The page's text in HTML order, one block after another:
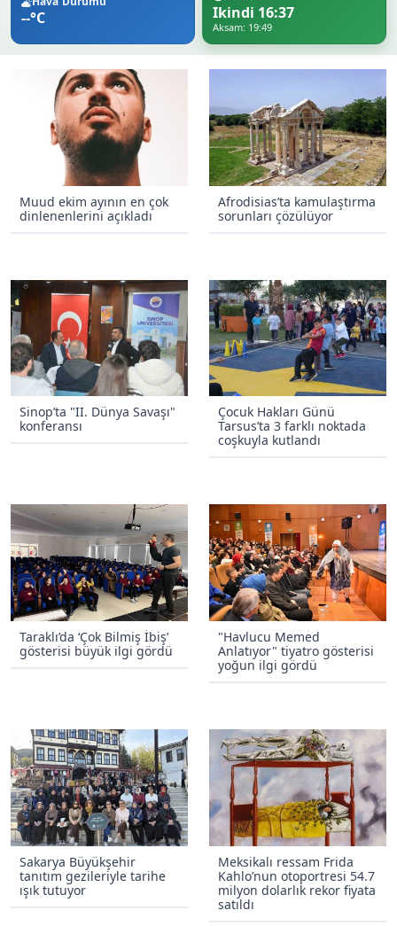
--°C Ikindi 16:37
Aksam: 19:49
Muud ekim ayının en çok
dinlenenlerini açıkladı
Afrodisias’ta kamulaştırma
sorunları çözülüyor
Sinop’ta "II. Dünya Savaşı"
konferansı
Çocuk Hakları Günü
Tarsus’ta 3 farklı noktada
coşkuyla kutlandı
Taraklı’da ‘Çok Bilmiş İbiş’
gösterisi büyük ilgi gördü
"Havlucu Memed
Anlatıyor" tiyatro gösterisi
yoğun ilgi gördü
Sakarya Büyükşehir
tanıtım gezileriyle tarihe
ışık tutuyor
Meksikalı ressam Frida
Kahlo’nun otoportresi 54.7
milyon dolarlık rekor fiyata
satıldı